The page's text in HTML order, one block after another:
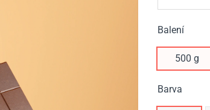
Balení
500 g
Barva